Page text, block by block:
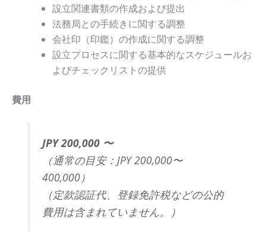
設立関連書類の作成および提出
法務局との手続きに関する調整
会社印（印鑑）の作成に関する調整
設立プロセスに関する基本的なスケジュールお
よびチェックリストの提供
費用
JPY 200,000 〜
（通常の目安：JPY 200,000〜
400,000）
（定款認証代、登録免許税などの公的
費用は含まれていません。）